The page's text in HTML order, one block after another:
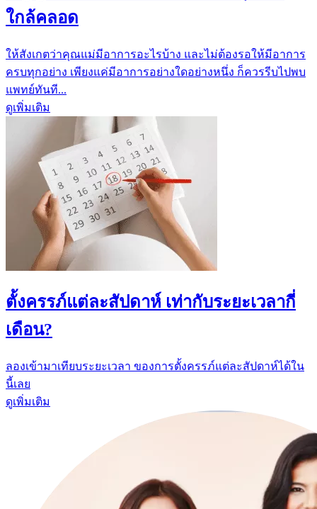
ใกล้คลอด
ให้สังเกตว่าคุณแม่มีอาการอะไรบ้าง และไม่ต้องรอให้มีอาการ
ครบทุกอย่าง เพียงแค่มีอาการอย่างใดอย่างหนึ่ง ก็ควรรีบไปพบ
แพทย์ทันที...
ดูเพิ่มเติม
ตั้งครรภ์แต่ละสัปดาห์ เท่ากับระยะเวลากี่
เดือน?
ลองเข้ามาเทียบระยะเวลา ของการตั้งครรภ์แต่ละสัปดาห์ได้ใน
นี้เลย
ดูเพิ่มเติม